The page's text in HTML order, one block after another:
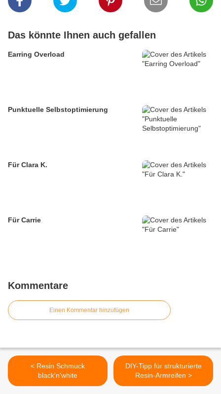
Das könnte Ihnen auch gefallen
Earring Overload
Punktuelle Selbstoptimierung
Für Clara K.
Für Carrie
Kommentare
Einen Kommentar hinzufügen
< Resin Schmuck
black'n'white
DIY-Tipp für strukturierte
Resin-Armreifen >